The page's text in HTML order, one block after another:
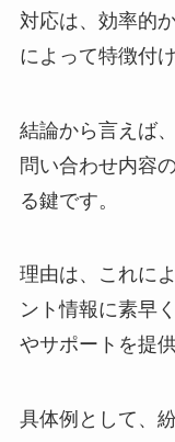
対応は、効率的
によって特徴付
結論から言えば
問い合わせ内容
る鍵です。
理由は、これに
ント情報に素早
やサポートを提
具体例として、